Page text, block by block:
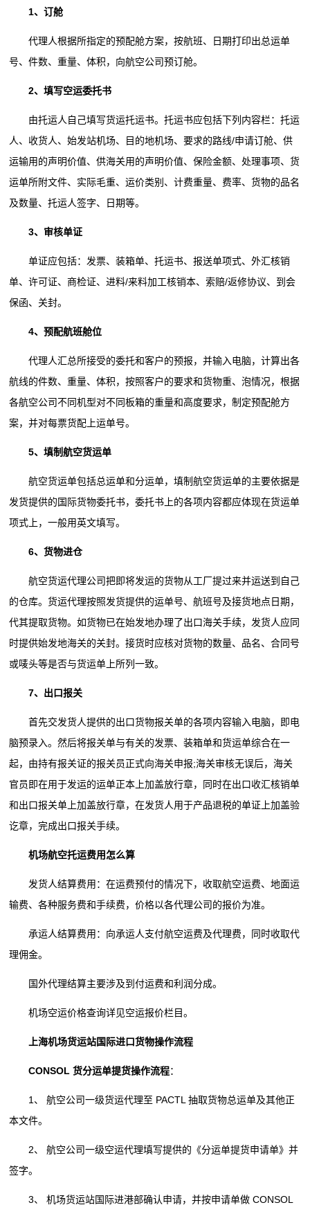
1、订舱
代理人根据所指定的预配舱方案，按航班、日期打印出总运单
号、件数、重量、体积，向航空公司预订舱。
2、填写空运委托书
由托运人自己填写货运托运书。托运书应包括下列内容栏：托运
人、收货人、始发站机场、目的地机场、要求的路线/申请订舱、供
运输用的声明价值、供海关用的声明价值、保险金额、处理事项、货
运单所附文件、实际毛重、运价类别、计费重量、费率、货物的品名
及数量、托运人签字、日期等。
3、审核单证
单证应包括：发票、装箱单、托运书、报送单项式、外汇核销
单、许可证、商检证、进料/来料加工核销本、索赔/返修协议、到会
保函、关封。
4、预配航班舱位
代理人汇总所接受的委托和客户的预报，并输入电脑，计算出各
航线的件数、重量、体积，按照客户的要求和货物重、泡情况，根据
各航空公司不同机型对不同板箱的重量和高度要求，制定预配舱方
案，并对每票货配上运单号。
5、填制航空货运单
航空货运单包括总运单和分运单，填制航空货运单的主要依据是
发货提供的国际货物委托书，委托书上的各项内容都应体现在货运单
项式上，一般用英文填写。
6、货物进仓
航空货运代理公司把即将发运的货物从工厂提过来并运送到自己
的仓库。货运代理按照发货提供的运单号、航班号及接货地点日期，
代其提取货物。如货物已在始发地办理了出口海关手续，发货人应同
时提供始发地海关的关封。接货时应核对货物的数量、品名、合同号
或唛头等是否与货运单上所列一致。
7、出口报关
首先交发货人提供的出口货物报关单的各项内容输入电脑，即电
脑预录入。然后将报关单与有关的发票、装箱单和货运单综合在一
起，由持有报关证的报关员正式向海关申报;海关审核无误后，海关
官员即在用于发运的运单正本上加盖放行章，同时在出口收汇核销单
和出口报关单上加盖放行章，在发货人用于产品退税的单证上加盖验
讫章，完成出口报关手续。
机场航空托运费用怎么算
发货人结算费用：在运费预付的情况下，收取航空运费、地面运
输费、各种服务费和手续费，价格以各代理公司的报价为准。
承运人结算费用：向承运人支付航空运费及代理费，同时收取代
理佣金。
国外代理结算主要涉及到付运费和利润分成。
机场空运价格查询详见空运报价栏目。
上海机场货运站国际进口货物操作流程
CONSOL 货分运单提货操作流程：
1、 航空公司一级货运代理至 PACTL 抽取货物总运单及其他正
本文件。
2、 航空公司一级空运代理填写提供的《分运单提货申请单》并
签字。
3、 机场货运站国际进港部确认申请，并按申请单做 CONSOL